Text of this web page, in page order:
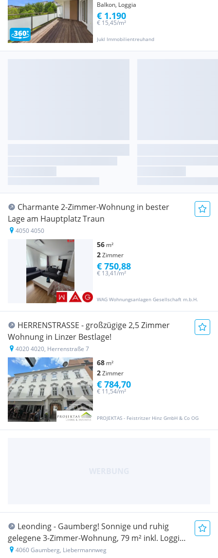
Balkon, Loggia
Jukl Immobilientreuhand
€ 15,45/m²
€ 1.190
Charmante 2-Zimmer-Wohnung in bester
Lage am Hauptplatz Traun
4050 4050
56 m²
2Zimmer
WAG Wohnungsanlagen Gesellschaft m.b.H.
€ 13,41/m²
€ 750,88
HERRENSTRASSE - großzügige 2,5 Zimmer
Wohnung in Linzer Bestlage!
4020 4020, Herrenstraße 7
68 m²
2Zimmer
PROJEKTAS - Feistritzer Hinz GmbH & Co OG
€ 11,54/m²
€ 784,70
Leonding - Gaumberg! Sonnige und ruhig
gelegene 3-Zimmer-Wohnung, 79 m² inkl. Loggia,
Küche möbliert, Parkplatz!
4060 Gaumberg, Liebermannweg